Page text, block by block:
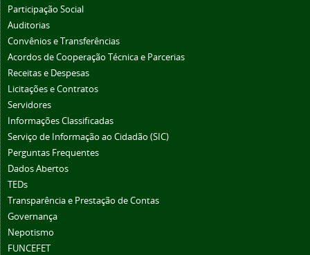
Participação Social
Auditorias
Convênios e Transferências
Acordos de Cooperação Técnica e Parcerias
Receitas e Despesas
Licitações e Contratos
Servidores
Informações Classificadas
Serviço de Informação ao Cidadão (SIC)
Perguntas Frequentes
Dados Abertos
TEDs
Transparência e Prestação de Contas
Governança
Nepotismo
FUNCEFET